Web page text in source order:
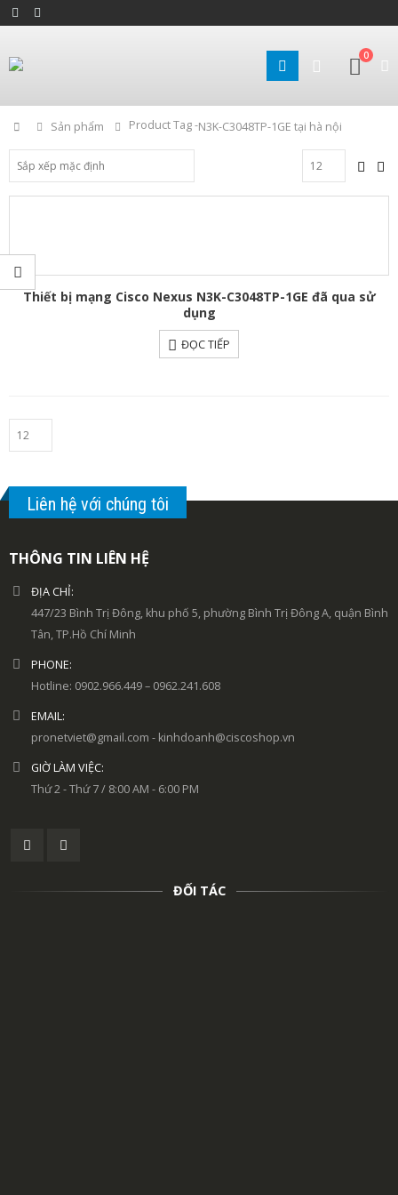
0
Home
Sản phẩm Product Tag -N3K-C3048TP-1GE tại hà nội
Thiết bị mạng Cisco Nexus N3K-C3048TP-1GE đã qua sử
dụng
ĐỌC TIẾP
Liên hệ với chúng tôi
THÔNG TIN LIÊN HỆ
ĐỊA CHỈ:
447/23 Bình Trị Đông, khu phố 5, phường Bình Trị Đông A, quận Bình
Tân, TP.Hồ Chí Minh
PHONE:
Hotline: 0902.966.449 – 0962.241.608
EMAIL:
pronetviet@gmail.com - kinhdoanh@ciscoshop.vn
GIỜ LÀM VIỆC:
Thứ 2 - Thứ 7 / 8:00 AM - 6:00 PM
ĐỐI TÁC